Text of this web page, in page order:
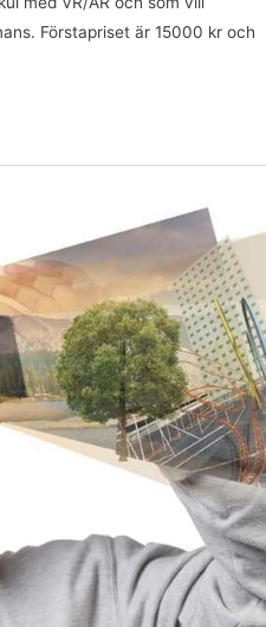
Förstapriset är 15000 kr och